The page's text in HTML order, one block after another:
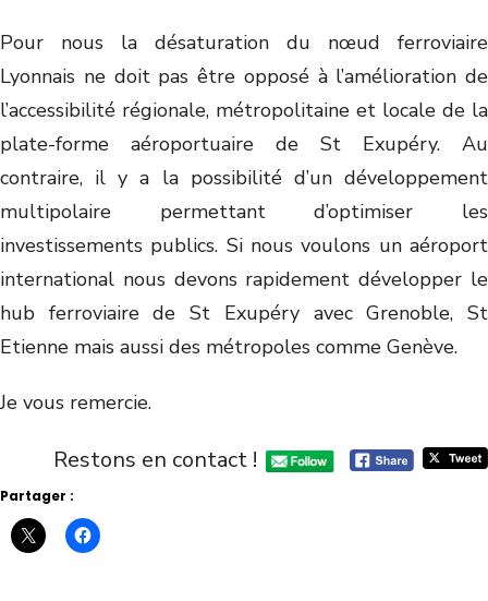
Pour nous la désaturation du nœud ferroviaire
Lyonnais ne doit pas être opposé à l’amélioration de
l’accessibilité régionale, métropolitaine et locale de la
plate-forme aéroportuaire de St Exupéry. Au
contraire, il y a la possibilité d’un développement
multipolaire permettant d’optimiser les
investissements publics. Si nous voulons un aéroport
international nous devons rapidement développer le
hub ferroviaire de St Exupéry avec Grenoble, St
Etienne mais aussi des métropoles comme Genève.
Je vous remercie.
Restons en contact !
Partager :